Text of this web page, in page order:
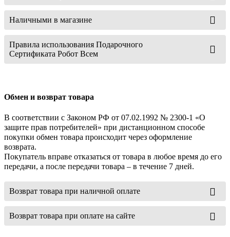
Наличными в магазине
Правила использования Подарочного
Сертификата Робот Всем
Обмен и возврат товара
В соответствии с Законом РФ от 07.02.1992 № 2300-1 «О
защите прав потребителей» при дистанционном способе
покупки обмен товара происходит через оформление
возврата.
Покупатель вправе отказаться от товара в любое время до его
передачи, а после передачи товара – в течение 7 дней.
Возврат товара при наличной оплате
Возврат товара при оплате на сайте